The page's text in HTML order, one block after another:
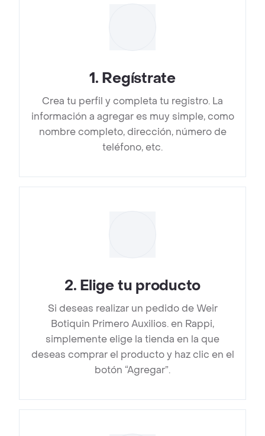
1. Regístrate
Crea tu perfil y completa tu registro. La
información a agregar es muy simple, como
nombre completo, dirección, número de
teléfono, etc.
2. Elige tu producto
Si deseas realizar un pedido de Weir
Botiquin Primero Auxilios. en Rappi,
simplemente elige la tienda en la que
deseas comprar el producto y haz clic en el
botón “Agregar”.